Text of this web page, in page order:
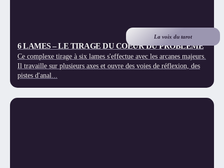
La voix du tarot
6 LAMES – LE TIRAGE DU COEUR DU PROBLEME
Ce complexe tirage à six lames s'effectue avec les arcanes majeurs.
Il travaille sur plusieurs axes et ouvre des voies de réflexion, des
pistes d'anal...